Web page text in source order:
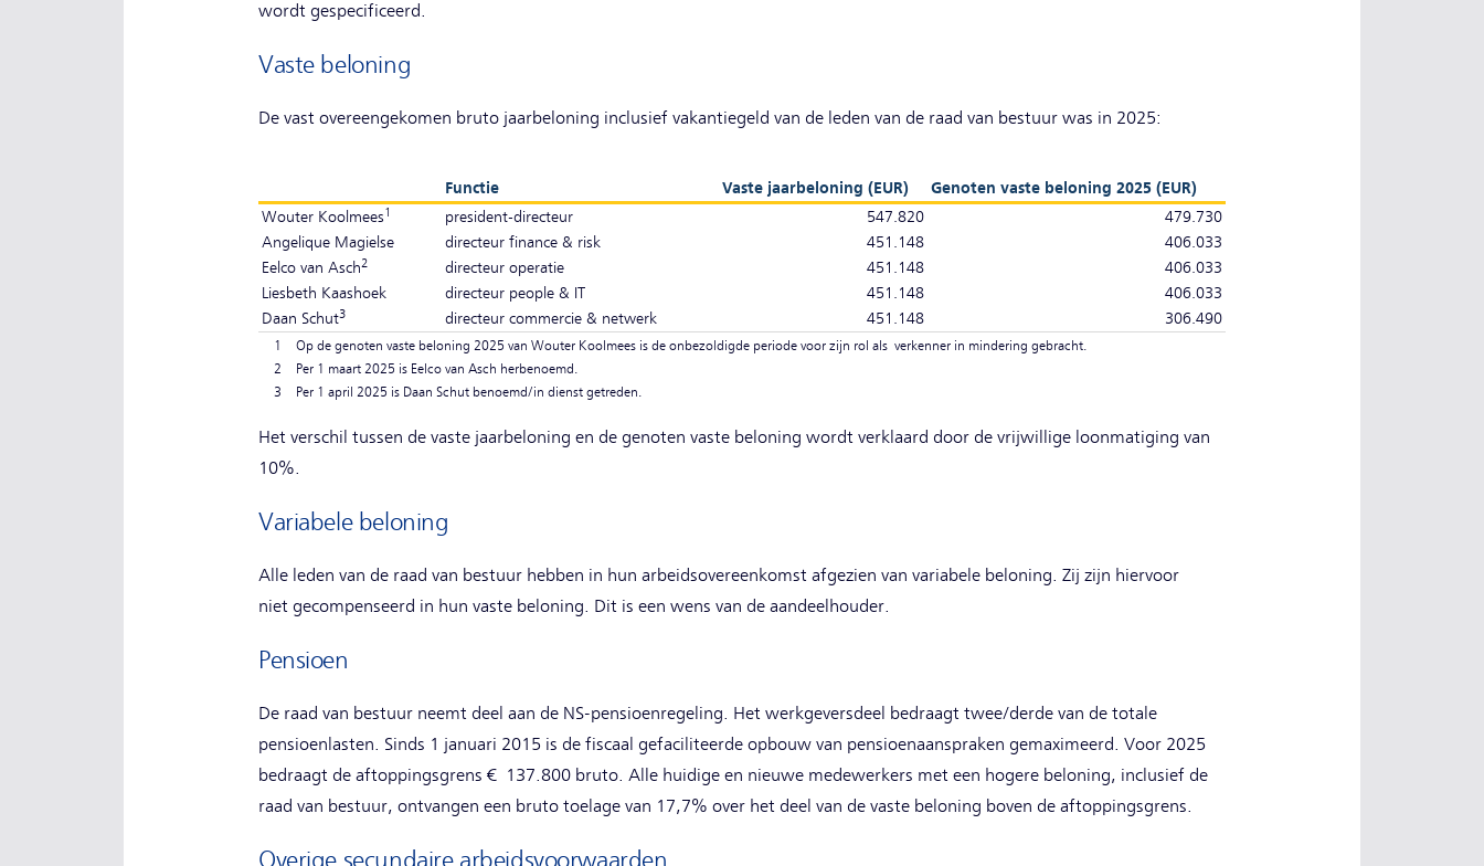
wordt gespecificeerd.
Vaste beloning
De vast overeengekomen bruto jaarbeloning inclusief vakantiegeld van de leden van de raad van bestuur was in 2025:
Functie Vaste jaarbeloning (EUR)
Genoten vaste beloning 2025 (EUR)
Wouter Koolmees1 president-directeur 547.820
479.730
Angelique Magielse
directeur finance & risk 451.148
406.033
Eelco van Asch2 directeur operatie 451.148
406.033
Liesbeth Kaashoek
directeur people & IT 451.148
406.033
Daan Schut3 directeur commercie & netwerk 451.148 306.490
1
Op de genoten vaste beloning 2025 van Wouter Koolmees is de onbezoldigde periode voor zijn rol als verkenner in mindering gebracht.
2
Per 1 maart 2025 is Eelco van Asch herbenoemd.
3
Per 1 april 2025 is Daan Schut benoemd/in dienst getreden.
Het verschil tussen de vaste jaarbeloning en de genoten vaste beloning wordt verklaard door de vrijwillige loonmatiging van
10%.
Variabele beloning
Alle leden van de raad van bestuur hebben in hun arbeidsovereenkomst afgezien van variabele beloning. Zij zijn hiervoor
niet gecompenseerd in hun vaste beloning. Dit is een wens van de aandeelhouder.
Pensioen
De raad van bestuur neemt deel aan de NS-pensioenregeling. Het werkgeversdeel bedraagt twee/derde van de totale
pensioenlasten. Sinds 1 januari 2015 is de fiscaal gefaciliteerde opbouw van pensioenaanspraken gemaximeerd. Voor 2025
bedraagt de aftoppingsgrens € 137.800 bruto. Alle huidige en nieuwe medewerkers met een hogere beloning, inclusief de
raad van bestuur, ontvangen een bruto toelage van 17,7% over het deel van de vaste beloning boven de aftoppingsgrens.
Overige secundaire arbeidsvoorwaarden